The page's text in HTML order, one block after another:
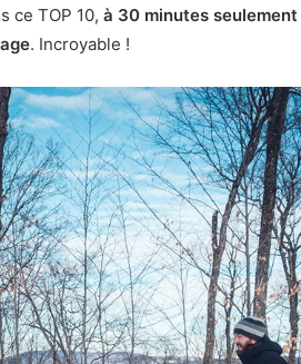
ce TOP 10, à 30 minutes seulement
. Incroyable !